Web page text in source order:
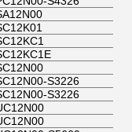
S3226
S3226